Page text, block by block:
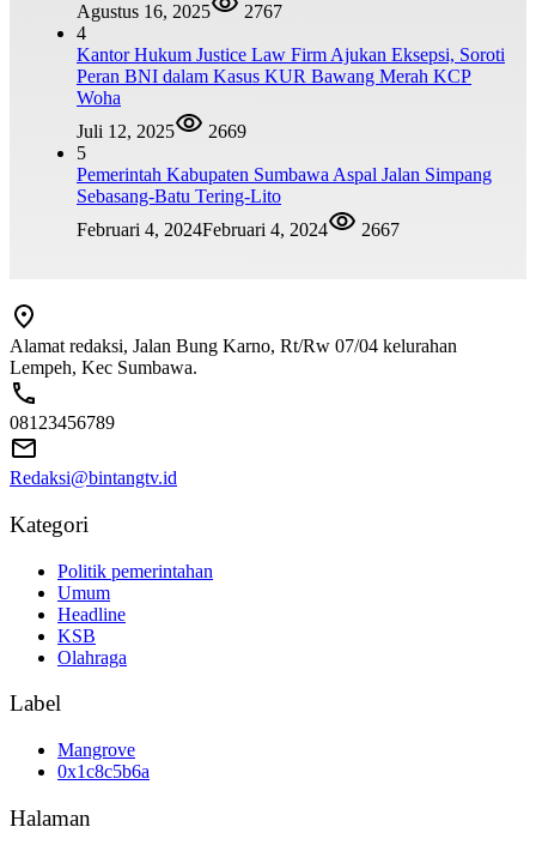
Agustus 16, 2025
2767
4
Kantor Hukum Justice Law Firm Ajukan Eksepsi, Soroti
Peran BNI dalam Kasus KUR Bawang Merah KCP
Woha
Juli 12, 2025
2669
5
Pemerintah Kabupaten Sumbawa Aspal Jalan Simpang
Sebasang-Batu Tering-Lito
Februari 4, 2024Februari 4, 2024 2667
Alamat redaksi, Jalan Bung Karno, Rt/Rw 07/04 kelurahan
Lempeh, Kec Sumbawa.
08123456789
Redaksi@bintangtv.id
Kategori
Politik pemerintahan
Umum
Headline
KSB
Olahraga
Label
Mangrove
0x1c8c5b6a
Halaman